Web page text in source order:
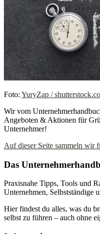
Foto: YuryZap /
Wir vom
Angeboten & Aktionen für
Unternehmer!
Auf dieser Seite sammeln wir
Das
Praxisnahe Tipps, Tools und
Unternehmen, Selbstständige
Hier findest du alles, was du
selbst zu führen – auch ohne